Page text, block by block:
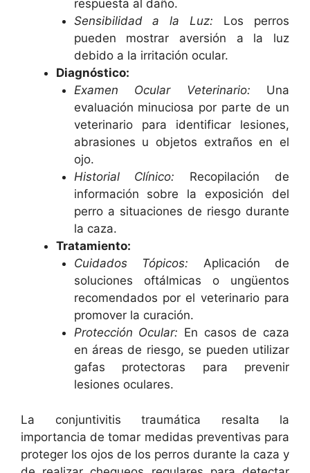
respuesta al daño.
Sensibilidad a la Luz: Los perros
pueden mostrar aversión a la luz
debido a la irritación ocular.
Diagnóstico:
Examen Ocular Veterinario: Una
evaluación minuciosa por parte de un
veterinario para identificar lesiones,
abrasiones u objetos extraños en el
ojo.
Historial Clínico: Recopilación de
información sobre la exposición del
perro a situaciones de riesgo durante
la caza.
Tratamiento:
Cuidados Tópicos: Aplicación de
soluciones oftálmicas o ungüentos
recomendados por el veterinario para
promover la curación.
Protección Ocular: En casos de caza
en áreas de riesgo, se pueden utilizar
gafas protectoras para prevenir
lesiones oculares.
La conjuntivitis traumática resalta la
importancia de tomar medidas preventivas para
proteger los ojos de los perros durante la caza y